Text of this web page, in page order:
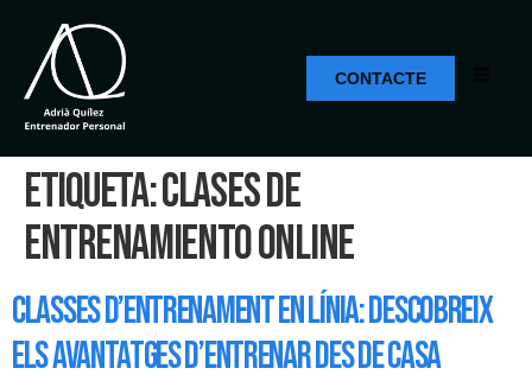
CONTACTE
Etiqueta:clases de
entrenamiento online
Classes d’entrenament en línia: descobreix
els avantatges d’entrenar des de casa